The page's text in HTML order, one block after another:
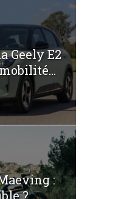
Geely E2
:
?